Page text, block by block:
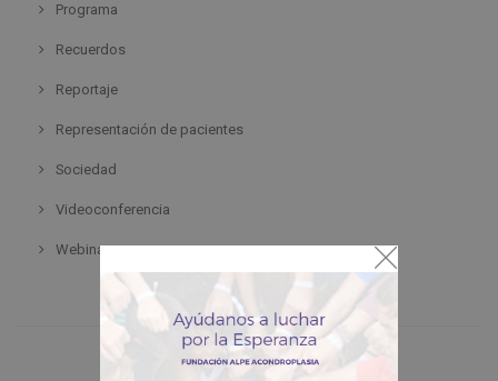
Programa
Recuerdos
Reportaje
Representación de pacientes
Sociedad
Videoconferencia
Webinar